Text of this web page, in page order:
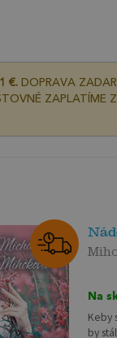
€.DOPRAVA
ZAPLATÍME
Na
Keby
by